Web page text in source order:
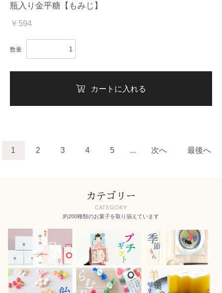
瓶入り金平糖【もみじ】
￥594
数量
カートに入れる
1 2 3 4 5 ... 次へ 最後へ
カテゴリー
CATEGORY
約200種類のお菓子を取り揃えています